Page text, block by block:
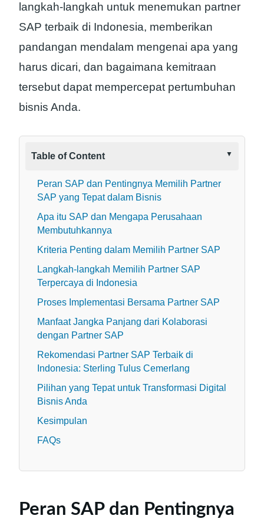
langkah-langkah untuk menemukan partner
SAP terbaik di Indonesia, memberikan
pandangan mendalam mengenai apa yang
harus dicari, dan bagaimana kemitraan
tersebut dapat mempercepat pertumbuhan
bisnis Anda.
Table of Content
Peran SAP dan Pentingnya Memilih Partner
SAP yang Tepat dalam Bisnis
Apa itu SAP dan Mengapa Perusahaan
Membutuhkannya
Kriteria Penting dalam Memilih Partner SAP
Langkah-langkah Memilih Partner SAP
Terpercaya di Indonesia
Proses Implementasi Bersama Partner SAP
Manfaat Jangka Panjang dari Kolaborasi
dengan Partner SAP
Rekomendasi Partner SAP Terbaik di
Indonesia: Sterling Tulus Cemerlang
Pilihan yang Tepat untuk Transformasi Digital
Bisnis Anda
Kesimpulan
FAQs
Peran SAP dan Pentingnya